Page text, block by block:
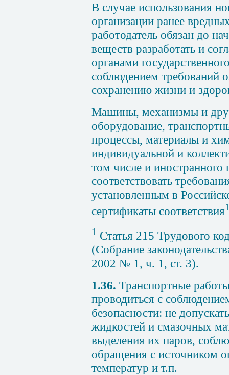
В случае использования
организации ранее
работодатель обязан до
веществ разработать и
органами
соблюдением требований
сохранению жизни и
Машины, механизмы и
оборудование,
процессы, материалы и
индивидуальной и
том числе и
соответствовать
установленным в
сертификаты соответствия
1 Статья 215 Трудового
(Собрание
2002 № 1, ч. 1, ст. 3).
1.36. Транспортные
проводиться с
безопасности: не
жидкостей и смазочных
выделения их паров,
обращения с источником
температур и т.п.